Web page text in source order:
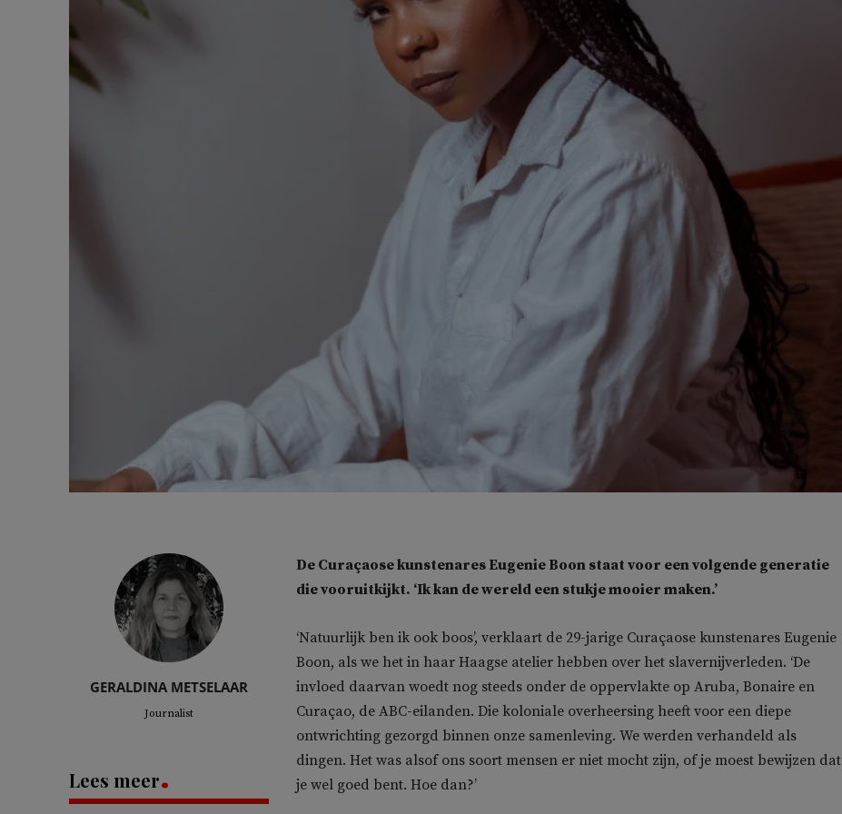
GERALDINA METSELAAR
Journalist
Lees meer
De Curaçaose kunstenares Eugenie Boon staat voor een volgende generatie
die vooruitkijkt. ‘Ik kan de wereld een stukje mooier maken.’
‘Natuurlijk ben ik ook boos’, verklaart de 29-jarige Curaçaose kunstenares Eugenie
Boon, als we het in haar Haagse atelier hebben over het slavernijverleden. ‘De
invloed daarvan woedt nog steeds onder de oppervlakte op Aruba, Bonaire en
Curaçao, de ABC-eilanden. Die koloniale overheersing heeft voor een diepe
ontwrichting gezorgd binnen onze samenleving. We werden verhandeld als
dingen. Het was alsof ons soort mensen er niet mocht zijn, of je moest bewijzen dat
je wel goed bent. Hoe dan?’